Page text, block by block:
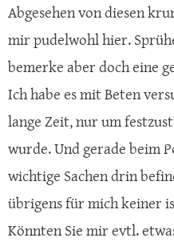
Abgesehen von diesen
mir pudelwohl hier.
bemerke aber doch eine
Ich habe es mit Beten
lange Zeit, nur um
wurde. Und gerade beim
wichtige Sachen drin
übrigens für mich keiner
Könnten Sie mir evtl.